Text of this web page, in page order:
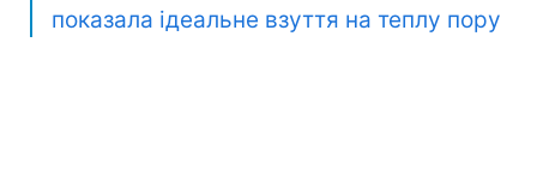
показала ідеальне взуття на теплу пору